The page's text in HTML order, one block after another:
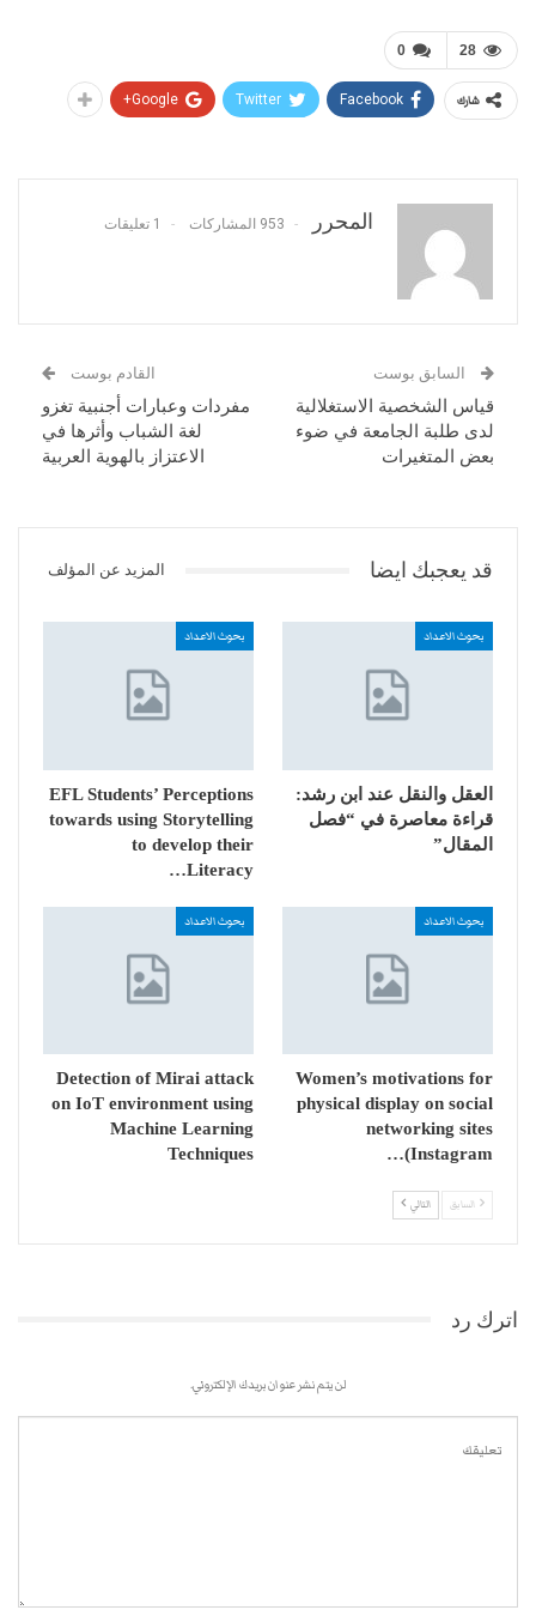
0 28
شارك Facebook
Twitter
Google+
المحرر 953 المشاركات 1 تعليقات
السابق بوست
قياس الشخصية الاستغلالية
لدى طلبة الجامعة في ضوء
بعض المتغيرات
القادم بوست
مفردات وعبارات أجنبية تغزو
لغة الشباب وأثرها في
الاعتزاز بالهوية العربية
قد يعجبك ايضا المزيد عن المؤلف
بحوث الاعداد
العقل والنقل عند ابن رشد:
قراءة معاصرة في “فصل
المقال”
بحوث الاعداد
EFL Students’ Perceptions
towards using Storytelling
to develop their
Literacy…
بحوث الاعداد
Women’s motivations for
physical display on social
networking sites
(Instagram…
بحوث الاعداد
Detection of Mirai attack
on IoT environment using
Machine Learning
Techniques
السابق التالي
اترك رد
لن يتم نشر عنوان بريدك الإلكتروني.